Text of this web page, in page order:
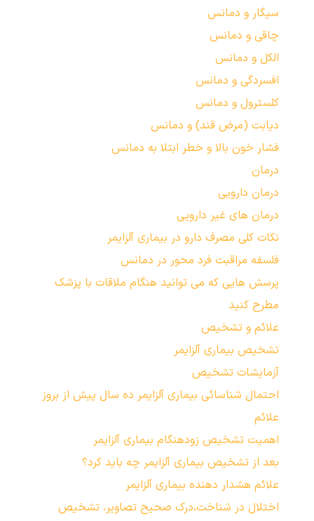
سیگار و دمانس
چاقی و دمانس
الکل و دمانس
افسردگی و دمانس
کلسترول و دمانس
دیابت (مرض قند) و دمانس
فشار خون بالا و خطر ابتلا به دمانس
درمان
درمان دارویی
درمان های غیر دارویی
نکات کلی مصرف دارو در بیماری آلزایمر
فلسفه مراقبت فرد محور در دمانس
پرسش هایی که می توانید هنگام ملاقات با پزشک
مطرح کنید
علائم و تشخیص
تشخیص بیماری آلزایمر
آزمایشات تشخیص
احتمال شناسائی بیماری آلزایمر ده سال پیش از بروز
علائم
اهمیت تشخیص زودهنگام بیماری آلزایمر
بعد از تشخیص بیماری آلزایمر چه باید کرد؟
علائم هشدار دهنده بیماری آلزایمر
اختلال در شناخت،درک صحیح تصاویر، تشخیص